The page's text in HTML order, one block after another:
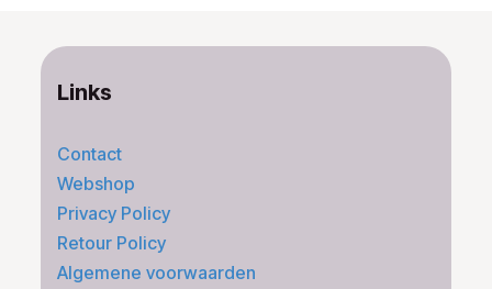
Links
Contact
Webshop
Privacy Policy
Retour Policy
Algemene voorwaarden